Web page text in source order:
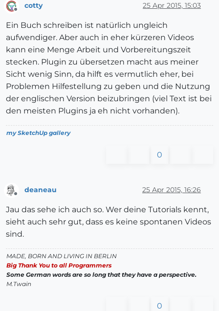
cotty 25 Apr 2015, 15:03
Ein Buch schreiben ist natürlich ungleich
aufwendiger. Aber auch in eher kürzeren Videos
kann eine Menge Arbeit und Vorbereitungszeit
stecken. Plugin zu übersetzen macht aus meiner
Sicht wenig Sinn, da hilft es vermutlich eher, bei
Problemen Hilfestellung zu geben und die Nutzung
der englischen Version beizubringen (viel Text ist bei
den meisten Plugins ja eh nicht vorhanden).
my SketchUp gallery
0
Offline
deaneau 25 Apr 2015, 16:26
Jau das sehe ich auch so. Wer deine Tutorials kennt,
sieht auch sehr gut, dass es keine spontanen Videos
sind.
MADE, BORN AND LIVING IN BERLIN
Big Thank You to all Programmers
Some German words are so long that they have a perspective.
M.Twain
0